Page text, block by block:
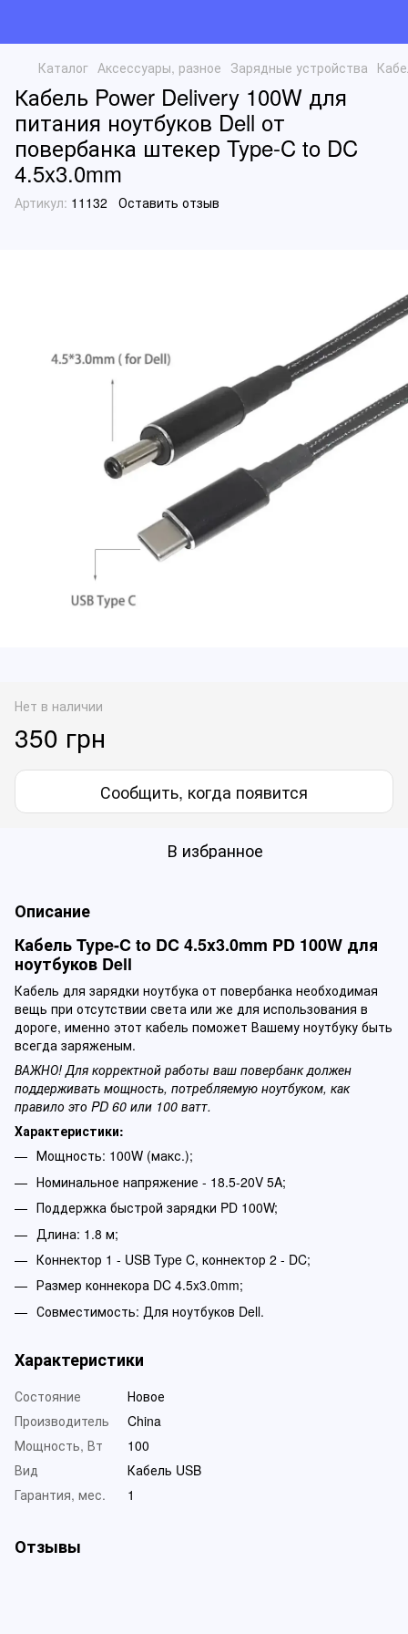
Каталог Аксессуары, разное Зарядные устройства
Кабель Power Delivery 100W для
питания ноутбуков Dell от
повербанка штекер Type-C to DC
4.5x3.0mm
Артикул: 11132 Оставить отзыв
Нет в наличии
350 грн
Сообщить, когда появится
В избранное
Описание
Кабель Type-C to DC 4.5x3.0mm PD 100W для
ноутбуков Dell
Кабель для зарядки ноутбука от повербанка необходимая
вещь при отсутствии света или же для использования в
дороге, именно этот кабель поможет Вашему ноутбуку быть
всегда заряженым.
ВАЖНО! Для корректной работы ваш повербанк должен
поддерживать мощность, потребляемую ноутбуком, как
правило это PD 60 или 100 ватт.
Характеристики:
Мощность: 100W (макс.);
Номинальное напряжение - 18.5-20V 5A;
Поддержка быстрой зарядки PD 100W;
Длина: 1.8 м;
Коннектор 1 - USB Type C, коннектор 2 - DC;
Размер коннекора DC 4.5x3.0mm;
Совместимость: Для ноутбуков Dell.
Характеристики
Состояние
Новое
Производитель
China
Мощность, Вт
100
Вид
Кабель USB
Гарантия, мес.
1
Отзывы